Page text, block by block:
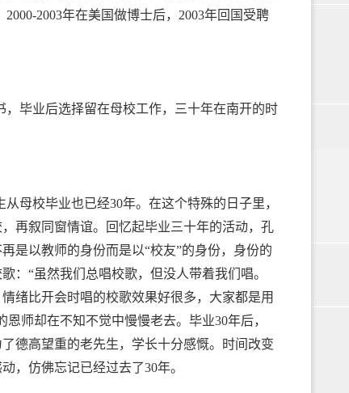
2003年在美国做博士后，2003年回国受聘
毕业后选择留在母校工作，三十年在南开的时
母校毕业也已经30年。在这个特殊的日子里，
再叙同窗情谊。回忆起毕业三十年的活动，孔
是以教师的身份而是以“校友”的身份，身份的
：“虽然我们总唱校歌，但没人带着我们唱。
绪比开会时唱的校歌效果好很多，大家都是用
师却在不知不觉中慢慢老去。毕业30年后，
德高望重的老先生，学长十分感慨。时间改变
，仿佛忘记已经过去了30年。